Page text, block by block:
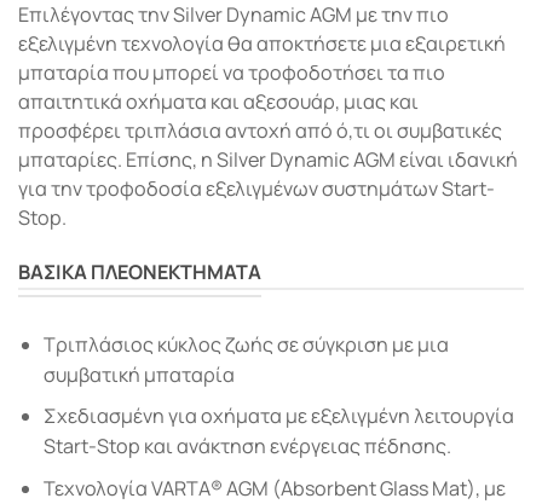
Επιλέγοντας την Silver Dynamic AGM με την πιο
εξελιγμένη τεχνολογία θα αποκτήσετε μια εξαιρετική
μπαταρία που μπορεί να τροφοδοτήσει τα πιο
απαιτητικά οχήματα και αξεσουάρ, μιας και
προσφέρει τριπλάσια αντοχή από ό,τι οι συμβατικές
μπαταρίες. Επίσης, η Silver Dynamic AGM είναι ιδανική
για την τροφοδοσία εξελιγμένων συστημάτων Start-
Stop.
ΒΑΣΙΚΑ ΠΛΕΟΝΕΚΤΗΜΑΤΑ
Τριπλάσιος κύκλος ζωής σε σύγκριση με μια
συμβατική μπαταρία
Σχεδιασμένη για οχήματα με εξελιγμένη λειτουργία
Start-Stop και ανάκτηση ενέργειας πέδησης.
Τεχνολογία VARTA® AGM (Absorbent Glass Mat), µε